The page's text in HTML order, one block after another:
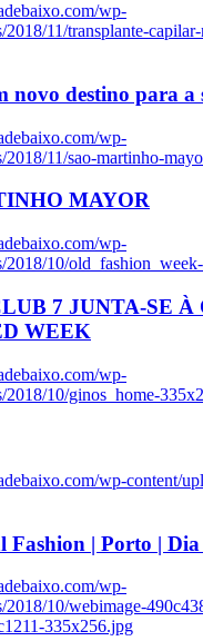
wp-
2018/11/transplante-
novo destino para a
wp-
2018/11/sao-martinho-
MAYOR
wp-
2018/10/
7 JUNTA-SE À
WEEK
wp-
2018/10/ginos_home-
wp-content/
Fashion | Porto | Dia
wp-
2018/10/webimage-
335x256.jpg